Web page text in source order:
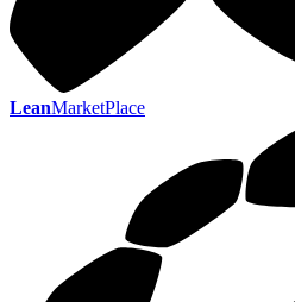
LeanMarketPlace